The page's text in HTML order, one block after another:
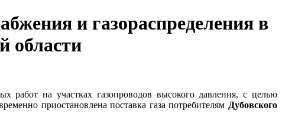
и газораспределения в
области
на участках газопроводов высокого давления, с целью
приостановлена поставка газа потребителям Дубовского